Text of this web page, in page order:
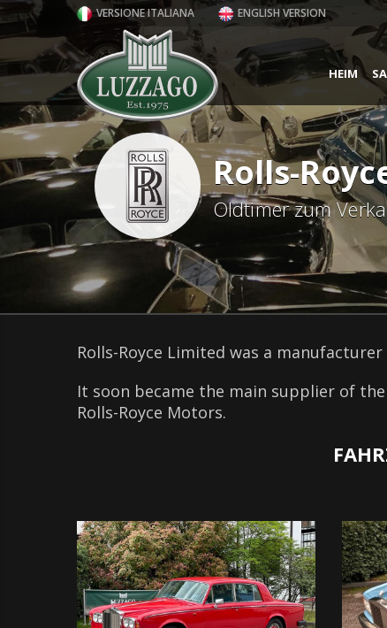
VERSIONE ITALIANA ENGLISH VERSION
HEIM
Rolls-
Oldtimer zum
Rolls-Royce Limited was a
It soon became the main supplier of
Rolls-Royce Motors.